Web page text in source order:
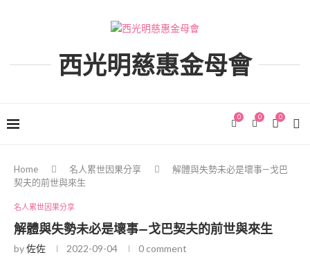
西光明慈惠金母會
0
0
0
Home 名人累世因果分享
解體與失勢未必是壞事—戈巴
契夫的前世與來生
名人累世因果分享
解體與失勢未必是壞事—戈巴契夫的前世與來生
by佐佐 2022-09-04 0 comment